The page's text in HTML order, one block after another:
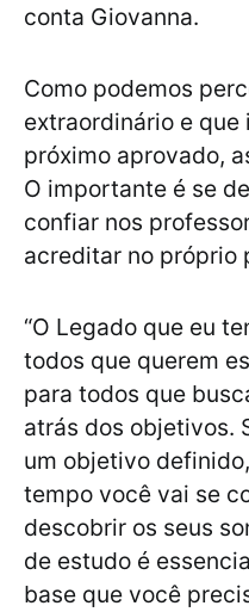
conta Giovanna.
Como podemos
extraordinário e
próximo aprovado,
O importante é se
confiar nos
acreditar no próprio
“O Legado que eu
todos que querem
para todos que
atrás dos objetivos.
um objetivo
tempo você vai se
descobrir os seus
de estudo é
base que você